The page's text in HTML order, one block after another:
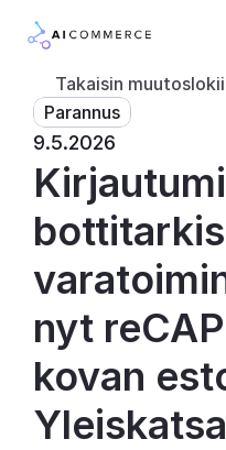
AI-toiminnot
Kumppanit
Hinnoittelu
Kehittäjille
Integraatiot
Takaisin
Parannus
9.5.2026
nyt
kovan